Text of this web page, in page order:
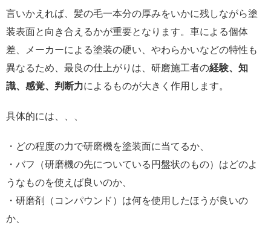
言いかえれば、髪の毛一本分の厚みをいかに残しながら塗
装表面と向き合えるかが重要となります。車による個体
差、メーカーによる塗装の硬い、やわらかいなどの特性も
異なるため、最良の仕上がりは、研磨施工者の経験、知
識、感覚、判断力によるものが大きく作用します。
具体的には、、、
・どの程度の力で研磨機を塗装面に当てるか、
・バフ（研磨機の先についている円盤状のもの）はどのよ
うなものを使えば良いのか、
・研磨剤（コンパウンド）は何を使用したほうが良いの
か、